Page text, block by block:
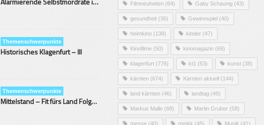
Themenschwerpunkte
Historisches Klagenfurt – III
Themenschwerpunkte
Mittelstand – Fit fürs Land Folge 9- Konditor
Filmneuheiten (64) Gaby Schaunig (43)
gesundheit (36) Gewinnspiel (40)
heimkino (138) kinder (47)
Kinofilme (50) kinomagazin (69)
klagenfurt (776) kt1 (53) kunst (38)
kärnten (674) Kärnten aktuell (144)
land kärnten (46) landtag (49)
Markus Malle (68) Martin Gruber (58)
messe (40) mmkk (45) Musik (41)